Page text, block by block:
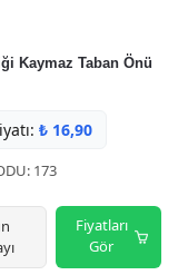
Kaymaz Taban Önü
₺ 16,90
173
Fiyatları
Gör